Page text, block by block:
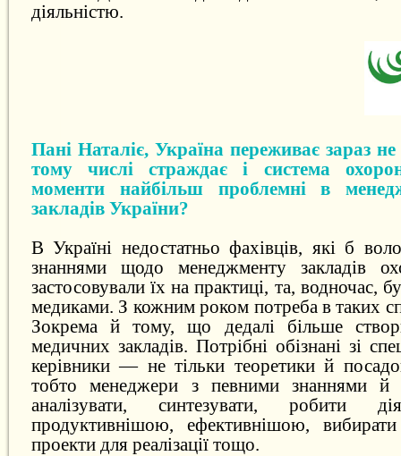
діяльністю.
Пані Наталіє, Україна переживає зараз
тому числі страждає і система
моменти найбільш проблемні в
закладів України?
В Україні недостатньо фахівців, які б
знаннями щодо менеджменту закладів
застосовували їх на практиці, та, водночас,
медиками. З кожним роком потреба в таких
Зокрема й тому, що дедалі більше
медичних закладів. Потрібні обізнані зі
керівники — не тільки теоретики й
тобто менеджери з певними знаннями й
аналізувати, синтезувати, робити
продуктивнішою, ефективнішою, вибирати
проекти для реалізації тощо.